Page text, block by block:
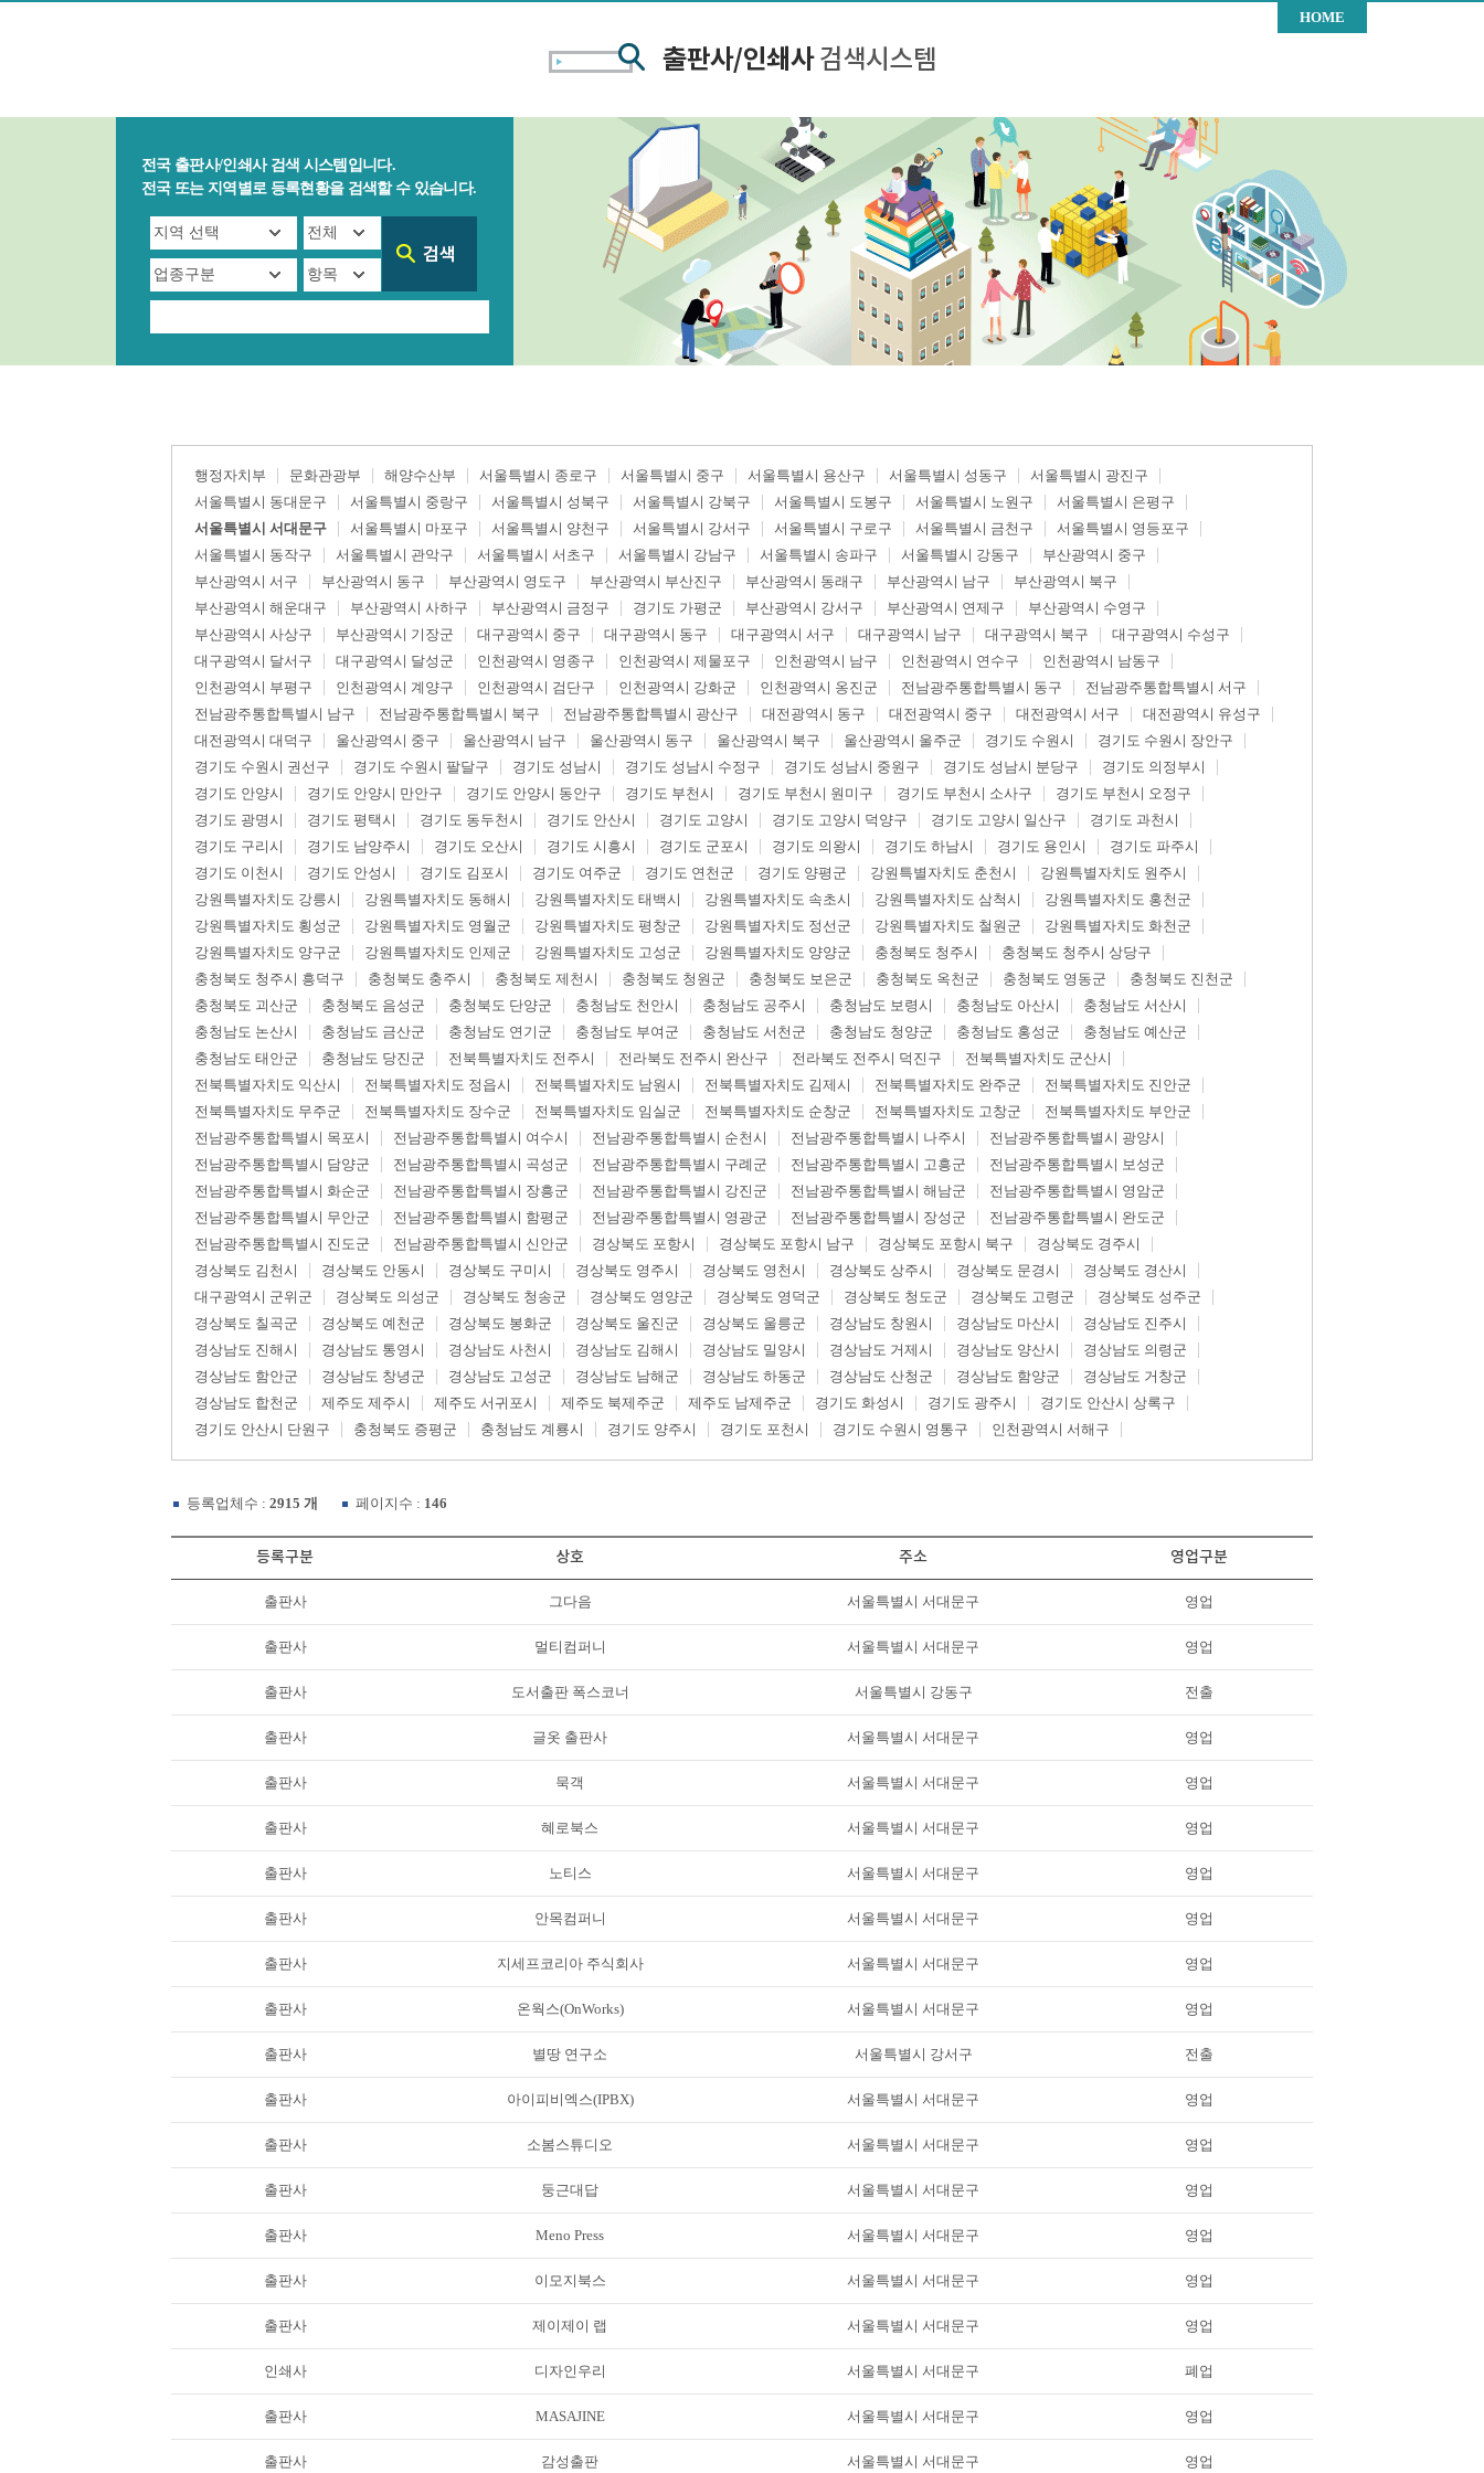
HOME
전국 출판사/인쇄사 검색 시스템입니다.
전국 또는 지역별로 등록현황을 검색할 수 있습니다.
행정자치부 문화관광부 해양수산부 서울특별시 종로구 서울특별시 중구 서울특별시 용산구 서울특별시 성동구
서울특별시 광진구
서울특별시 동대문구
서울특별시 중랑구 서울특별시 성북구 서울특별시 강북구 서울특별시 도봉구 서울특별시 노원구
서울특별시 은평구
서울특별시 서대문구
서울특별시 마포구 서울특별시 양천구 서울특별시 강서구 서울특별시 구로구 서울특별시 금천구
서울특별시 영등포구
서울특별시 동작구
서울특별시 관악구 서울특별시 서초구 서울특별시 강남구 서울특별시 송파구 서울특별시 강동구
부산광역시 중구
부산광역시 서구
부산광역시 동구 부산광역시 영도구 부산광역시 부산진구 부산광역시 동래구 부산광역시 남구
부산광역시 북구
부산광역시 해운대구
부산광역시 사하구 부산광역시 금정구 경기도 가평군 부산광역시 강서구 부산광역시 연제구
부산광역시 수영구
부산광역시 사상구
부산광역시 기장군 대구광역시 중구 대구광역시 동구 대구광역시 서구 대구광역시 남구 대구광역시 북구
대구광역시 수성구
대구광역시 달서구
대구광역시 달성군 인천광역시 영종구 인천광역시 제물포구 인천광역시 남구 인천광역시 연수구
인천광역시 남동구
인천광역시 부평구
인천광역시 계양구 인천광역시 검단구 인천광역시 강화군 인천광역시 옹진군 전남광주통합특별시 동구
전남광주통합특별시 서구
전남광주통합특별시 남구
전남광주통합특별시 북구 전남광주통합특별시 광산구 대전광역시 동구 대전광역시 중구 대전광역시 서구
대전광역시 유성구
대전광역시 대덕구
울산광역시 중구 울산광역시 남구 울산광역시 동구 울산광역시 북구 울산광역시 울주군 경기도 수원시
경기도 수원시 장안구
경기도 수원시 권선구
경기도 수원시 팔달구 경기도 성남시 경기도 성남시 수정구 경기도 성남시 중원구 경기도 성남시 분당구
경기도 의정부시
경기도 안양시
경기도 안양시 만안구 경기도 안양시 동안구 경기도 부천시 경기도 부천시 원미구 경기도 부천시 소사구
경기도 부천시 오정구
경기도 광명시
경기도 평택시 경기도 동두천시 경기도 안산시 경기도 고양시 경기도 고양시 덕양구 경기도 고양시 일산구
경기도 과천시
경기도 구리시
경기도 남양주시 경기도 오산시 경기도 시흥시 경기도 군포시 경기도 의왕시 경기도 하남시 경기도 용인시
경기도 파주시
경기도 이천시
경기도 안성시 경기도 김포시 경기도 여주군 경기도 연천군 경기도 양평군 강원특별자치도 춘천시
강원특별자치도 원주시
강원특별자치도 강릉시
강원특별자치도 동해시 강원특별자치도 태백시 강원특별자치도 속초시 강원특별자치도 삼척시
강원특별자치도 홍천군
강원특별자치도 횡성군
강원특별자치도 영월군 강원특별자치도 평창군 강원특별자치도 정선군 강원특별자치도 철원군
강원특별자치도 화천군
강원특별자치도 양구군
강원특별자치도 인제군 강원특별자치도 고성군 강원특별자치도 양양군 충청북도 청주시
충청북도 청주시 상당구
충청북도 청주시 흥덕구
충청북도 충주시 충청북도 제천시 충청북도 청원군 충청북도 보은군 충청북도 옥천군 충청북도 영동군
충청북도 진천군
충청북도 괴산군
충청북도 음성군 충청북도 단양군 충청남도 천안시 충청남도 공주시 충청남도 보령시 충청남도 아산시
충청남도 서산시
충청남도 논산시
충청남도 금산군 충청남도 연기군 충청남도 부여군 충청남도 서천군 충청남도 청양군 충청남도 홍성군
충청남도 예산군
충청남도 태안군
충청남도 당진군 전북특별자치도 전주시 전라북도 전주시 완산구 전라북도 전주시 덕진구
전북특별자치도 군산시
전북특별자치도 익산시
전북특별자치도 정읍시 전북특별자치도 남원시 전북특별자치도 김제시 전북특별자치도 완주군
전북특별자치도 진안군
전북특별자치도 무주군
전북특별자치도 장수군 전북특별자치도 임실군 전북특별자치도 순창군 전북특별자치도 고창군
전북특별자치도 부안군
전남광주통합특별시 목포시
전남광주통합특별시 여수시 전남광주통합특별시 순천시 전남광주통합특별시 나주시
전남광주통합특별시 광양시
전남광주통합특별시 담양군
전남광주통합특별시 곡성군 전남광주통합특별시 구례군 전남광주통합특별시 고흥군
전남광주통합특별시 보성군
전남광주통합특별시 화순군
전남광주통합특별시 장흥군 전남광주통합특별시 강진군 전남광주통합특별시 해남군
전남광주통합특별시 영암군
전남광주통합특별시 무안군
전남광주통합특별시 함평군 전남광주통합특별시 영광군 전남광주통합특별시 장성군
전남광주통합특별시 완도군
전남광주통합특별시 진도군
전남광주통합특별시 신안군 경상북도 포항시 경상북도 포항시 남구 경상북도 포항시 북구
경상북도 경주시
경상북도 김천시
경상북도 안동시 경상북도 구미시 경상북도 영주시 경상북도 영천시 경상북도 상주시 경상북도 문경시
경상북도 경산시
대구광역시 군위군
경상북도 의성군 경상북도 청송군 경상북도 영양군 경상북도 영덕군 경상북도 청도군 경상북도 고령군
경상북도 성주군
경상북도 칠곡군
경상북도 예천군 경상북도 봉화군 경상북도 울진군 경상북도 울릉군 경상남도 창원시 경상남도 마산시
경상남도 진주시
경상남도 진해시
경상남도 통영시 경상남도 사천시 경상남도 김해시 경상남도 밀양시 경상남도 거제시 경상남도 양산시
경상남도 의령군
경상남도 함안군
경상남도 창녕군 경상남도 고성군 경상남도 남해군 경상남도 하동군 경상남도 산청군 경상남도 함양군
경상남도 거창군
경상남도 합천군
제주도 제주시 제주도 서귀포시 제주도 북제주군 제주도 남제주군 경기도 화성시 경기도 광주시
경기도 안산시 상록구
경기도 안산시 단원구
충청북도 증평군 충청남도 계룡시 경기도 양주시 경기도 포천시 경기도 수원시 영통구 인천광역시 서해구
등록업체수 : 2915 개 페이지수 : 146
등록구분 상호 주소 영업구분
출판사 그다음 서울특별시 서대문구 영업
출판사 멀티컴퍼니 서울특별시 서대문구 영업
출판사 도서출판 폭스코너 서울특별시 강동구 전출
출판사 글옷 출판사 서울특별시 서대문구 영업
출판사 묵객 서울특별시 서대문구 영업
출판사 혜로북스 서울특별시 서대문구 영업
출판사 노티스 서울특별시 서대문구 영업
출판사 안목컴퍼니 서울특별시 서대문구 영업
출판사 지세프코리아 주식회사 서울특별시 서대문구 영업
출판사 온웍스(OnWorks) 서울특별시 서대문구 영업
출판사 별땅 연구소 서울특별시 강서구 전출
출판사 아이피비엑스(IPBX) 서울특별시 서대문구 영업
출판사 소봄스튜디오 서울특별시 서대문구 영업
출판사 둥근대답 서울특별시 서대문구 영업
출판사 Meno Press 서울특별시 서대문구 영업
출판사 이모지북스 서울특별시 서대문구 영업
출판사 제이제이 랩 서울특별시 서대문구 영업
인쇄사 디자인우리 서울특별시 서대문구 폐업
출판사 MASAJINE 서울특별시 서대문구 영업
출판사 감성출판 서울특별시 서대문구 영업